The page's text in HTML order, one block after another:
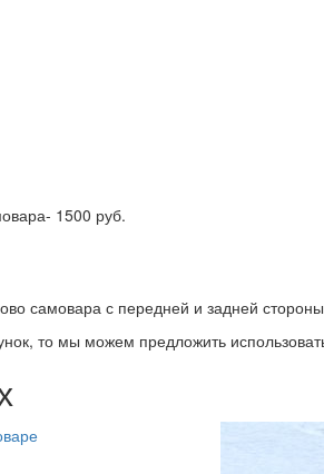
1500 руб.
самовара с передней и задней
то мы можем предложить